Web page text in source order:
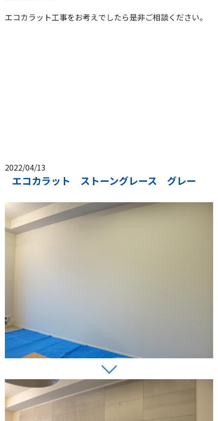
エコカラット工事をお考えでしたら是非ご相談ください。
2022/04/13
エコカラット ストーングレース グレー